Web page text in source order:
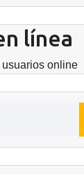
línea
usuarios online